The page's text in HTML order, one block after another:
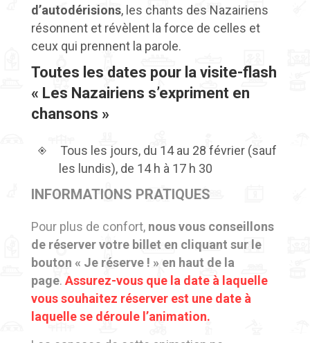
d’autodérisions, les chants des Nazairiens
résonnent et révèlent la force de celles et
ceux qui prennent la parole.
Toutes les dates pour la visite-flash
« Les Nazairiens s’expriment en
chansons »
Tous les jours, du 14 au 28 février (sauf
les lundis), de 14 h à 17 h 30
INFORMATIONS PRATIQUES
Pour plus de confort, nous vous conseillons
de réserver votre billet en cliquant sur le
bouton « Je réserve ! » en haut de la
page. Assurez-vous que la date à laquelle
vous souhaitez réserver est une date à
laquelle se déroule l’animation.